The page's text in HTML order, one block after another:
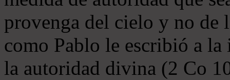
provenga del cielo y no de
como Pablo le escribió a
la autoridad divina (2 Co